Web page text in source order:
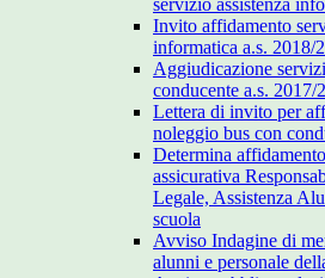
servizio assistenza
Invito affidamento
informatica a.s. 2018/
Aggiudicazione
conducente a.s. 2017/
Lettera di invito per
noleggio bus con
Determina
assicurativa
Legale, Assistenza
scuola
Avviso Indagine di
alunni e personale